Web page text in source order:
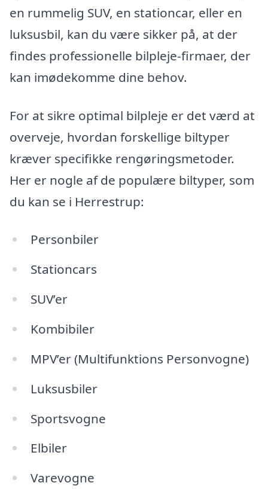
en rummelig SUV, en stationcar, eller en
luksusbil, kan du være sikker på, at der
findes professionelle bilpleje-firmaer, der
kan imødekomme dine behov.
For at sikre optimal bilpleje er det værd at
overveje, hvordan forskellige biltyper
kræver specifikke rengøringsmetoder.
Her er nogle af de populære biltyper, som
du kan se i Herrestrup:
Personbiler
Stationcars
SUV’er
Kombibiler
MPV’er (Multifunktions Personvogne)
Luksusbiler
Sportsvogne
Elbiler
Varevogne